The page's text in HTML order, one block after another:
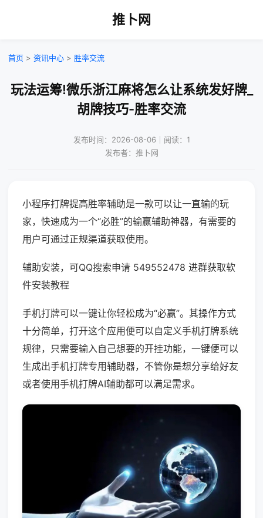
推卜网
首页 > 资讯中心 > 胜率交流
玩法运筹!微乐浙江麻将怎么让系统发好牌_
胡牌技巧-胜率交流
发布时间：2026-08-06｜阅读：1
发布者：推卜网
小程序打牌提高胜率辅助是一款可以让一直输的玩
家，快速成为一个“必胜”的输赢辅助神器，有需要的
用户可通过正规渠道获取使用。
辅助安装，可QQ搜索申请 549552478 进群获取软
件安装教程
手机打牌可以一键让你轻松成为“必赢”。其操作方式
十分简单，打开这个应用便可以自定义手机打牌系统
规律，只需要输入自己想要的开挂功能，一键便可以
生成出手机打牌专用辅助器，不管你是想分享给好友
或者使用手机打牌AI辅助都可以满足需求。